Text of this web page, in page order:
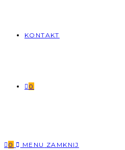
KONTAKT
0
0 MENU ZAMKNIJ